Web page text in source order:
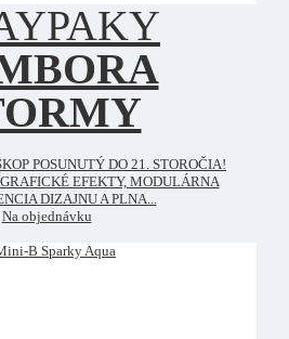
POSUNUTÝ DO 21. STOROČIA!
EFEKTY, MODULÁRNA
DIZAJNU A PLNA...
Na objednávku